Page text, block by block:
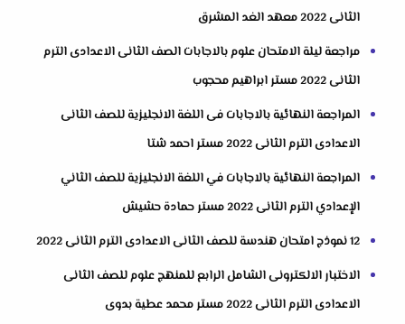
الثانى 2022 معهد الغد المشرق
مراجعة ليلة الامتحان علوم بالاجابات الصف الثانى الاعدادى الترم
الثانى 2022 مستر ابراهيم محجوب
المراجعة النهائية بالاجابات فى اللغة الانجليزية للصف الثانى
الاعدادى الترم الثانى 2022 مستر احمد شتا
المراجعة النهائية بالاجابات في اللغة الانجليزية للصف الثاني
الإعدادي الترم الثانى 2022 مستر حمادة حشيش
12 نموذج امتحان هندسة للصف الثانى الاعدادى الترم الثانى 2022
الاختبار الالكترونى الشامل الرابع للمنهج علوم للصف الثانى
الاعدادى الترم الثانى 2022 مستر محمد عطية بدوى